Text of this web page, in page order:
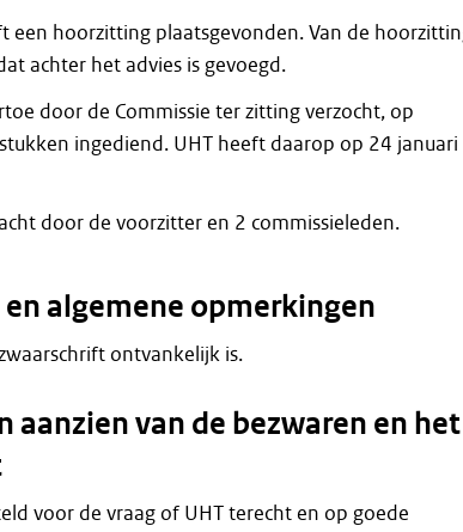
een hoorzitting plaatsgevonden. Van de
achter het advies is gevoegd.
door de Commissie ter zitting verzocht, op
ingediend. UHT heeft daarop op 24 januari
door de voorzitter en 2 commissieleden.
algemene opmerkingen
ontvankelijk is.
aanzien van de bezwaren en het
voor de vraag of UHT terecht en op goede